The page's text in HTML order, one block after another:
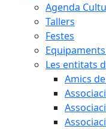
Agenda
Tallers
Festes
Les entitats
Amics